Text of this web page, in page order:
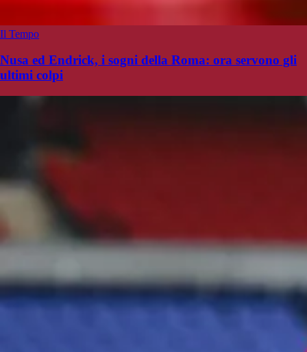
Il Tempo
Nusa ed Endrick, i sogni della Roma: ora servono gli
ultimi colpi